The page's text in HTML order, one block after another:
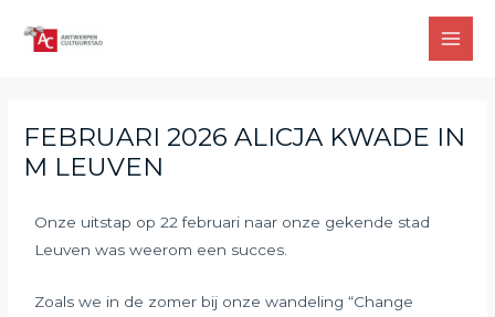
FEBRUARI 2026 ALICJA KWADE IN
M LEUVEN
Onze uitstap op 22 februari naar onze gekende stad
Leuven was weerom een succes.
Zoals we in de zomer bij onze wandeling “Change